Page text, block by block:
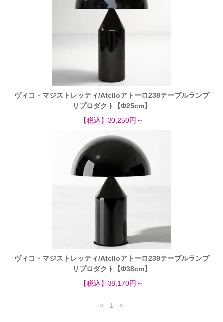
ヴィコ・マジストレッティ/Atolloアトーロ238テーブルランプ
リプロダクト【Φ25cm】
【税込】30,250円～
ヴィコ・マジストレッティ/Atolloアトーロ239テーブルランプ
リプロダクト【Φ38cm】
【税込】38,170円～
< 1 >